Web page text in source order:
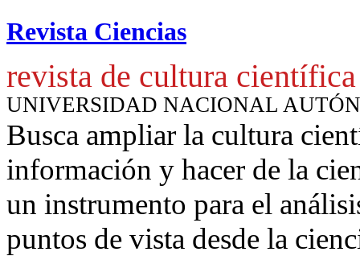
Revista Ciencias
revista de cultura científica
UNIVERSIDAD NACIONAL
Busca ampliar la cultura
información y hacer de la
un instrumento para el
puntos de vista desde la